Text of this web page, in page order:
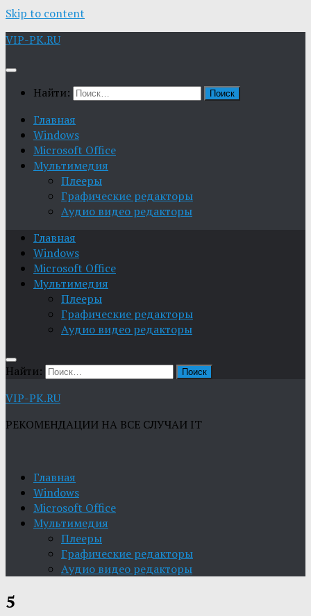
Skip to content
VIP-PK.RU
Найти:
Главная
Windows
Microsoft Office
Мультимедия
Плееры
Графические редакторы
Aудио видео редакторы
Главная
Windows
Microsoft Office
Мультимедия
Плееры
Графические редакторы
Aудио видео редакторы
Найти:
VIP-PK.RU
РЕКОМЕНДАЦИИ НА ВСЕ СЛУЧАИ IT
Главная
Windows
Microsoft Office
Мультимедия
Плееры
Графические редакторы
Aудио видео редакторы
5